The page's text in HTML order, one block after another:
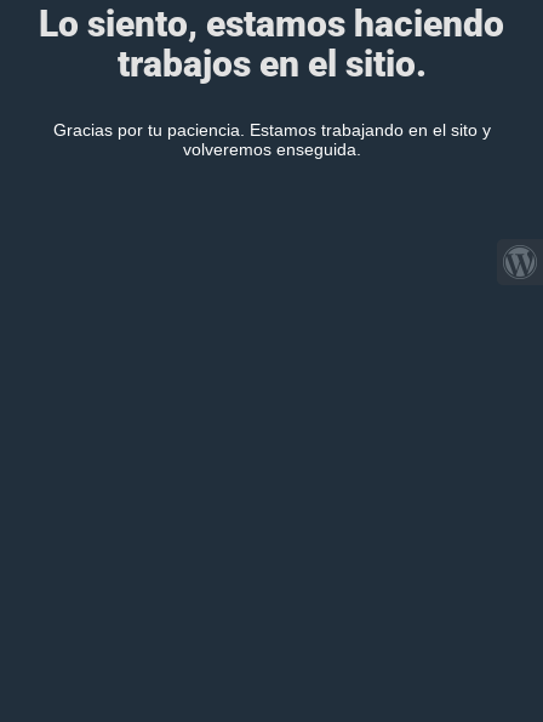
Lo siento, estamos haciendo
trabajos en el sitio.
Gracias por tu paciencia. Estamos trabajando en el sito y
volveremos enseguida.